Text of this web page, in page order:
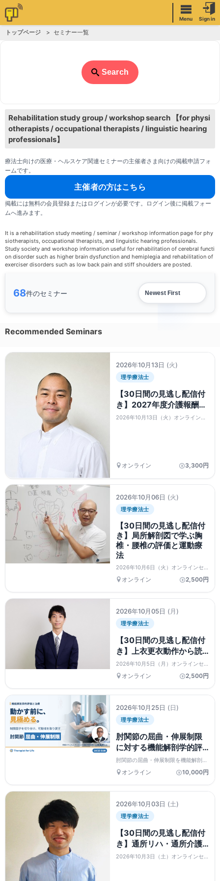
Menu Sign in
トップページ セミナー一覧
Search
Rehabilitation study group / workshop search 【for physi
otherapists / occupational therapists / linguistic hearing
professionals】
療法士向けの医療・ヘルスケア関連セミナーの主催者さま向けの掲載申請フォ
ームです。
主催者の方はこちら
掲載には無料の会員登録またはログインが必要です。ログイン後に掲載フォー
ムへ進みます。
It is a rehabilitation study meeting / seminar / workshop information page for phy
siotherapists, occupational therapists, and linguistic hearing professionals.
Study society and workshop information useful for rehabilitation of cerebral functi
on disorder such as higher brain dysfunction and hemiplegia and rehabilitation of
exerciser disorders such as low back pain and stiff shoulders are posted.
68件のセミナー
Recommended Seminars
2026年10月13日 (火)
理学療法士
【30日間の見逃し配信付
き】2027年度介護報酬改
定を先読みする リハビリ
護・介護老人保健施設を
中心に―
2026年10月13日（火）オンラインセ
オンライン 3,300円
2026年10月06日 (火)
理学療法士
【30日間の見逃し配信付
き】局所解剖図で学ぶ胸
椎・腰椎の評価と運動療
法
2026年10月6日（火）オンラインセ
ミナー
オンライン 2,500円
2026年10月05日 (月)
理学療法士
【30日間の見逃し配信付
き】上衣更衣動作から読
み解く肩関節機能と臨床
介入戦略 ～評価・動作分
～
2026年10月5日（月）オンラインセ
ミナー
オンライン 2,500円
2026年10月25日 (日)
理学療法士
肘関節の屈曲・伸展制限
に対する機能解剖学的評
価と治療～関節特性から
可動域の制限因子を見極
先生
肘関節の屈曲・伸展制限を機能解剖か
ら捉え直すセミナーです。蝶番関節と
しての特性を踏まえ、制限因子を軟部
と、合併症リスクを抑えた治療の実際
オンライン 10,000円
2026年10月03日 (土)
理学療法士
【30日間の見逃し配信付
き】通所リハ・通所介護
のリハ職・介護職・機能
2026年10月3日（土）オンラインセ